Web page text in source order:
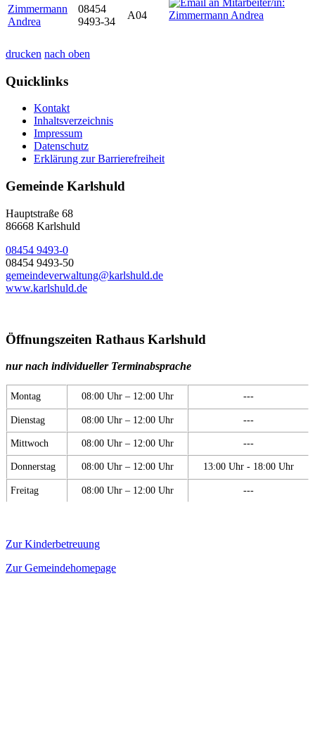
Zimmermann
Andrea
08454
9493-34
A04
drucken nach oben
Quicklinks
Kontakt
Inhaltsverzeichnis
Impressum
Datenschutz
Erklärung zur Barrierefreiheit
Gemeinde Karlshuld
Hauptstraße 68
86668 Karlshuld
08454 9493-0
08454 9493-50
gemeindeverwaltung@karlshuld.de
www.karlshuld.de
Öffnungszeiten Rathaus Karlshuld
nur nach individueller Terminabsprache
Montag 08:00 Uhr – 12:00 Uhr ---
Dienstag 08:00 Uhr – 12:00 Uhr ---
Mittwoch 08:00 Uhr – 12:00 Uhr ---
Donnerstag 08:00 Uhr – 12:00 Uhr 13:00 Uhr - 18:00 Uhr
Freitag 08:00 Uhr – 12:00 Uhr ---
Zur Kinderbetreuung
Zur Gemeindehomepage